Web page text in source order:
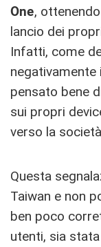
One,
lancio dei
Infatti, come
negativamente
pensato bene
sui propri
verso la
Questa
Taiwan e non
ben poco
utenti, sia